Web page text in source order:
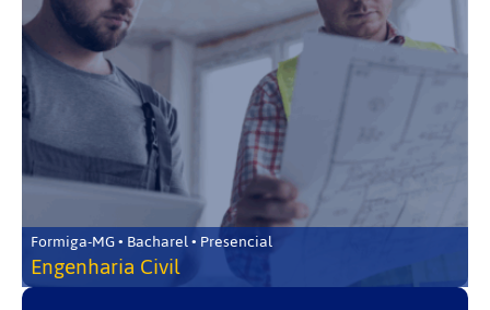
Formiga-MG • Bacharel • Presencial
Engenharia Civil